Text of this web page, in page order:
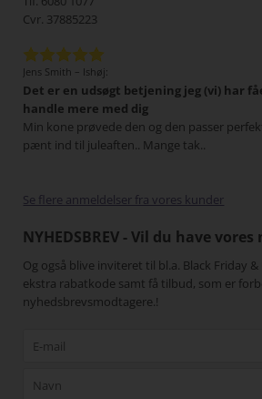
Cvr. 37885223
Jens Smith – Ishøj:
Det er en udsøgt betjening jeg (vi) har
handle mere med dig
Min kone prøvede den og den passer
pænt ind til juleaften.. Mange tak..
Se flere anmeldelser fra vores kunder
NYHEDSBREV - Vil du have vores
Og også blive inviteret til bl.a. Black Friday &
ekstra rabatkode samt få tilbud, som er
nyhedsbrevsmodtagere.!